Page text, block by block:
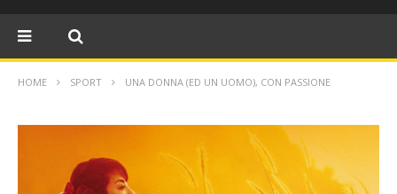
HOME SPORT UNA DONNA (ED UN UOMO), CON PASSIONE